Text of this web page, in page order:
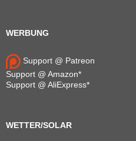
WERBUNG
Support @ Patreon
Support @ Amazon*
Support @ AliExpress*
WETTER/SOLAR